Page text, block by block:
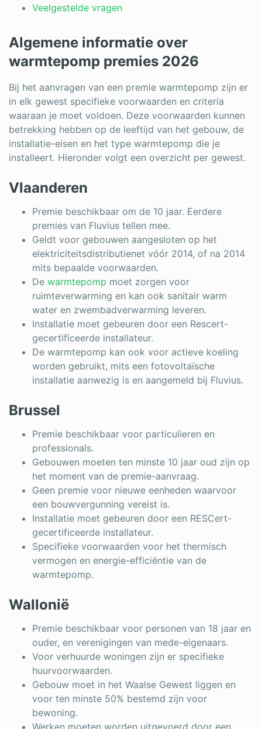
Bent u een vakspecialist?
Veelgestelde vragen
Algemene informatie over
warmtepomp premies 2026
Bij het aanvragen van een premie warmtepomp zijn er
in elk gewest specifieke voorwaarden en criteria
waaraan je moet voldoen. Deze voorwaarden kunnen
betrekking hebben op de leeftijd van het gebouw, de
installatie-eisen en het type warmtepomp die je
installeert. Hieronder volgt een overzicht per gewest.
Vlaanderen
Premie beschikbaar om de 10 jaar. Eerdere
premies van Fluvius tellen mee.
Geldt voor gebouwen aangesloten op het
elektriciteitsdistributienet vóór 2014, of na 2014
mits bepaalde voorwaarden.
De warmtepomp moet zorgen voor
ruimteverwarming en kan ook sanitair warm
water en zwembadverwarming leveren.
Installatie moet gebeuren door een Rescert-
gecertificeerde installateur.
De warmtepomp kan ook voor actieve koeling
worden gebruikt, mits een fotovoltaïsche
installatie aanwezig is en aangemeld bij Fluvius.
Brussel
Premie beschikbaar voor particulieren en
professionals.
Gebouwen moeten ten minste 10 jaar oud zijn op
het moment van de premie-aanvraag.
Geen premie voor nieuwe eenheden waarvoor
een bouwvergunning vereist is.
Installatie moet gebeuren door een RESCert-
gecertificeerde installateur.
Specifieke voorwaarden voor het thermisch
vermogen en energie-efficiëntie van de
warmtepomp.
Wallonië
Premie beschikbaar voor personen van 18 jaar en
ouder, en verenigingen van mede-eigenaars.
Voor verhuurde woningen zijn er specifieke
huurvoorwaarden.
Gebouw moet in het Waalse Gewest liggen en
voor ten minste 50% bestemd zijn voor
bewoning.
Werken moeten worden uitgevoerd door een